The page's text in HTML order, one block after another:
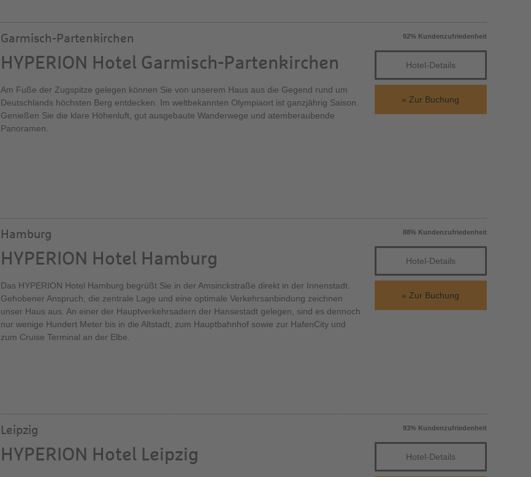
Garmisch-Partenkirchen
HYPERION Hotel Garmisch-Partenkirchen
Am Fuße der Zugspitze gelegen können Sie von unserem Haus aus die Gegend rund um
Deutschlands höchsten Berg entdecken. Im weltbekannten Olympiaort ist ganzjährig Saison.
Genießen Sie die klare Höhenluft, gut ausgebaute Wanderwege und atemberaubende
Panoramen.
92% Kundenzufriedenheit
Hotel-Details
Zur Buchung
Hamburg
HYPERION Hotel Hamburg
Das HYPERION Hotel Hamburg begrüßt Sie in der Amsinckstraße direkt in der Innenstadt.
Gehobener Anspruch, die zentrale Lage und eine optimale Verkehrsanbindung zeichnen
unser Haus aus. An einer der Hauptverkehrsadern der Hansestadt gelegen, sind es dennoch
nur wenige Hundert Meter bis in die Altstadt, zum Hauptbahnhof sowie zur HafenCity und
zum Cruise Terminal an der Elbe.
88% Kundenzufriedenheit
Hotel-Details
Zur Buchung
Leipzig
HYPERION Hotel Leipzig
93% Kundenzufriedenheit
Hotel-Details